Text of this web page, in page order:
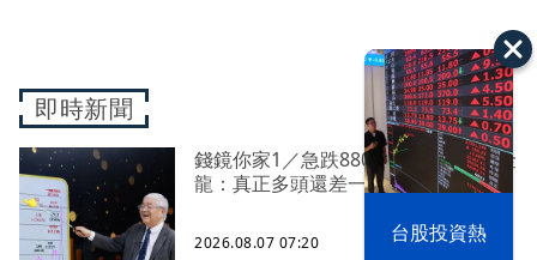
之下
台股投資熱
即時新聞
錢鏡你家1／急跌8800點後反彈 杜金
龍：真正多頭還差一個訊號
2026.08.07 07:20